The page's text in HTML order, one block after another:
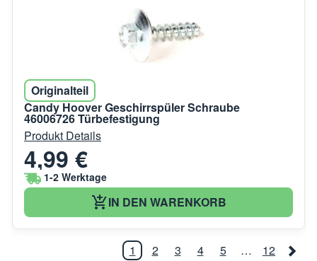
Originalteil
Candy Hoover Geschirrspüler Schraube
46006726 Türbefestigung
Produkt Details
4,99 €
1-2 Werktage
IN DEN WARENKORB
1 2 3 4 5 … 12